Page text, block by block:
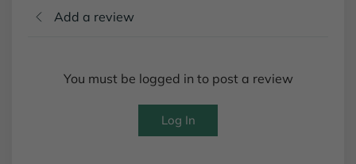
Add a review
You must be logged in to post a review
Log In